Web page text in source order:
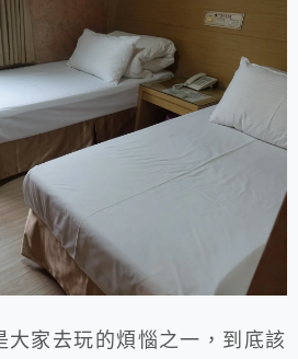
大家去玩的煩惱之一，到底該